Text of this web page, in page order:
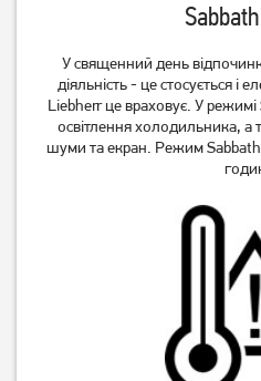
У священний день
діяльність - це стосується і
Liebherr це враховує. У
освітлення холодильника, а
шуми та екран. Режим